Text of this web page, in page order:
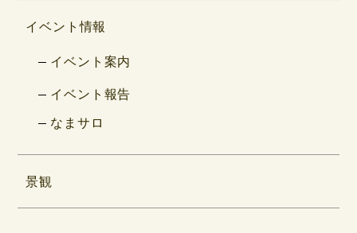
イベント情報
イベント案内
イベント報告
なまサロ
景観